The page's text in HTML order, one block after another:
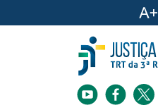
Ir para o menu